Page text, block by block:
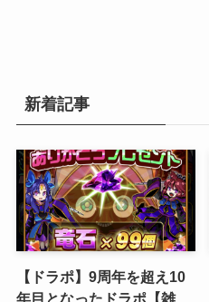
新着記事
【ドラポ】9周年を超え10
年目となったドラポ【雑